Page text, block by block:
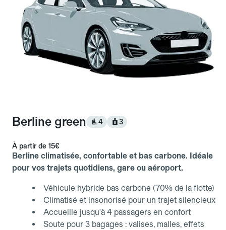
Berline green 4 3
À partir de 15€
Berline climatisée, confortable et bas carbone. Idéale
pour vos trajets quotidiens, gare ou aéroport.
Véhicule hybride bas carbone (70% de la flotte)
Climatisé et insonorisé pour un trajet silencieux
Accueille jusqu'à 4 passagers en confort
Soute pour 3 bagages : valises, malles, effets